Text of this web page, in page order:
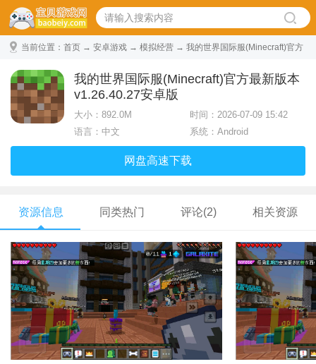
当前位置： 首页 → 安卓游戏 → 模拟经营 → 我的世界国际服(Minecraft)官方
我的世界国际服(Minecraft)官方最新版本
v1.26.40.27安卓版
大小： 892.0M
时间：2026-07-09 15:42
语言：中文
系统：Android
网盘高速下载
资源信息 同类热门 评论(2) 相关资源